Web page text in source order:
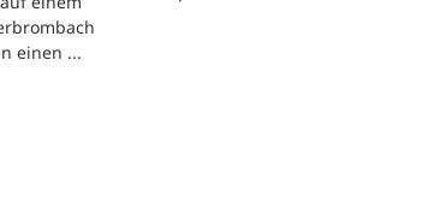
einen ...